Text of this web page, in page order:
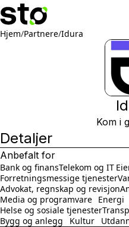
Hjem/Partnere/Idura
Kom i
Detaljer
Anbefalt for
Bank og finansTelekom og IT
Forretningsmessige tjenester
Advokat, regnskap og revisjon
Media og programvare Energi
Helse og sosiale tjenester
Bygg og anlegg
Kultur